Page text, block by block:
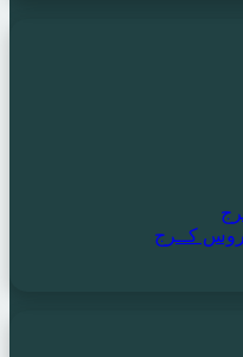
کــرج